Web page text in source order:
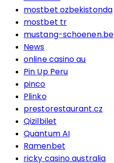
mostbet ozbekistonda
mostbet tr
mustang-schoenen.be
News
online casino au
Pin Up Peru
pinco
Plinko
prestorestaurant.cz
Qizilbilet
Quantum AI
Ramenbet
ricky casino australia